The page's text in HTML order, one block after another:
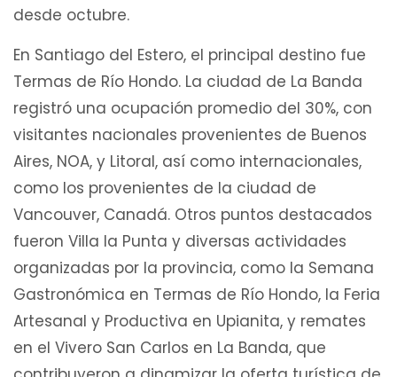
desde octubre.
En Santiago del Estero, el principal destino fue
Termas de Río Hondo. La ciudad de La Banda
registró una ocupación promedio del 30%, con
visitantes nacionales provenientes de Buenos
Aires, NOA, y Litoral, así como internacionales,
como los provenientes de la ciudad de
Vancouver, Canadá. Otros puntos destacados
fueron Villa la Punta y diversas actividades
organizadas por la provincia, como la Semana
Gastronómica en Termas de Río Hondo, la Feria
Artesanal y Productiva en Upianita, y remates
en el Vivero San Carlos en La Banda, que